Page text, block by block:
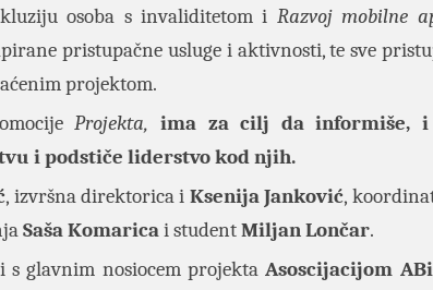
osoba s invaliditetom i Razvoj mobilne
pristupačne usluge i aktivnosti, te sve
projektom.
Projekta, ima za cilj da informiše, i
i podstiče liderstvo kod njih.
, izvršna direktorica i Ksenija Janković,
Saša Komaricai studentMiljan Lončar.
glavnim nosiocem projekta Asoscijacijom